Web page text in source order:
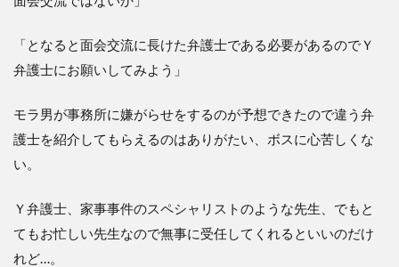
「となると面会交流に長けた弁護士である必要があるのでＹ
弁護士にお願いしてみよう」
モラ男が事務所に嫌がらせをするのが予想できたので違う弁
護士を紹介してもらえるのはありがたい、ボスに心苦しくな
い。
Ｙ弁護士、家事事件のスペシャリストのような先生、でもと
てもお忙しい先生なので無事に受任してくれるといいのだけ
れど…。